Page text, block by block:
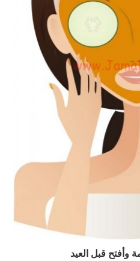
وأفتح قبل العيد